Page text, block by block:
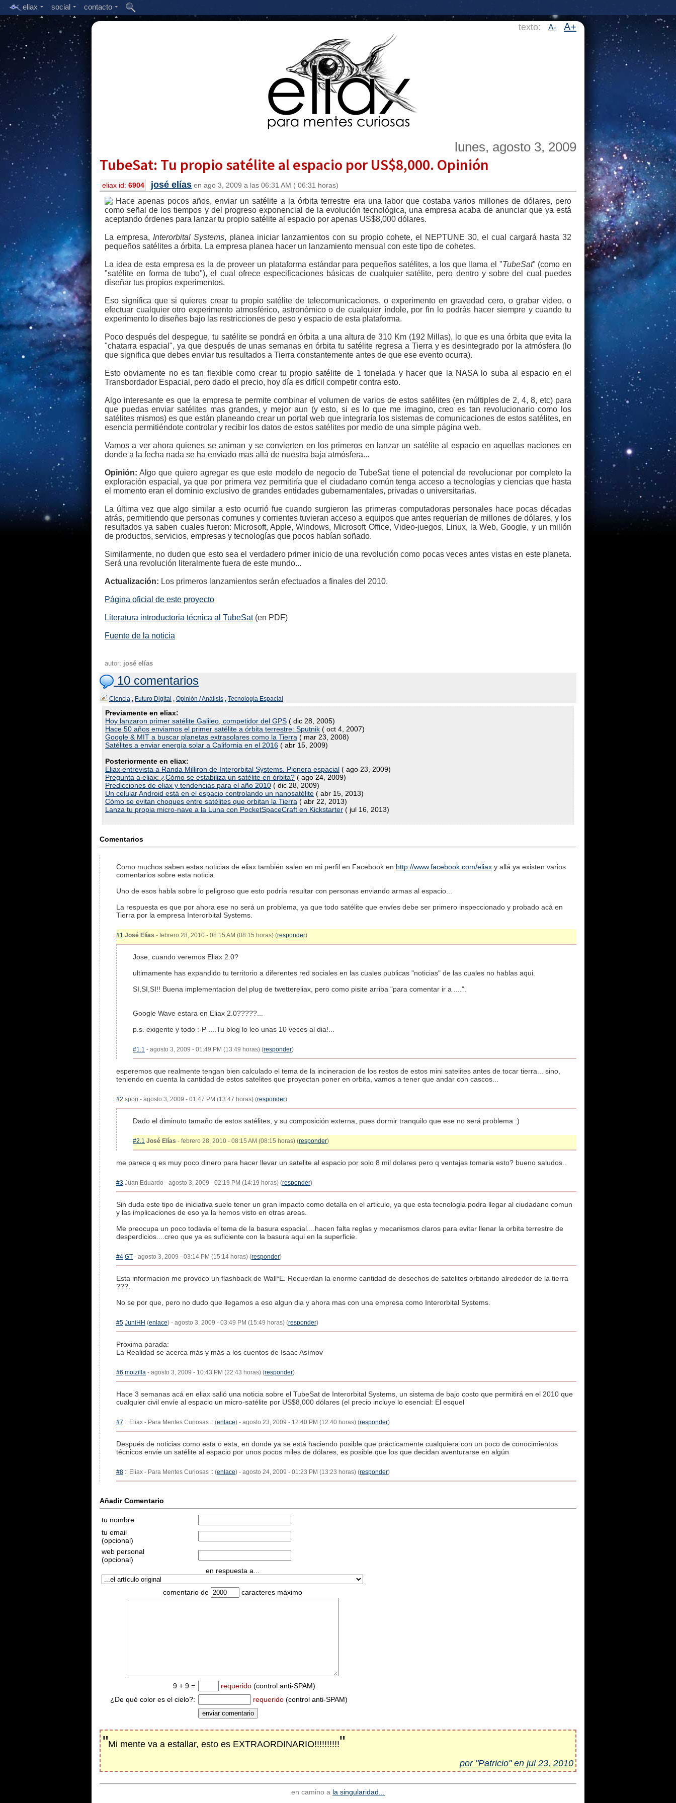
eliax social contacto
texto: A- A+
lunes, agosto 3, 2009
TubeSat: Tu propio satélite al espacio por US$8,000. Opinión
eliax id: 6904 josé elías en ago 3, 2009 a las 06:31 AM ( 06:31 horas)
Hace apenas pocos años, enviar un satélite a la órbita terrestre era una labor que costaba varios millones de dólares, pero
como señal de los tiempos y del progreso exponencial de la evolución tecnológica, una empresa acaba de anunciar que ya está
aceptando órdenes para lanzar tu propio satélite al espacio por apenas US$8,000 dólares.
La empresa, Interorbital Systems, planea iniciar lanzamientos con su propio cohete, el NEPTUNE 30, el cual cargará hasta 32
pequeños satélites a órbita. La empresa planea hacer un lanzamiento mensual con este tipo de cohetes.
La idea de esta empresa es la de proveer un plataforma estándar para pequeños satélites, a los que llama el "TubeSat" (como en
"satélite en forma de tubo"), el cual ofrece especificaciones básicas de cualquier satélite, pero dentro y sobre del cual puedes
diseñar tus propios experimentos.
Eso significa que si quieres crear tu propio satélite de telecomunicaciones, o experimento en gravedad cero, o grabar video, o
efectuar cualquier otro experimento atmosférico, astronómico o de cualquier índole, por fin lo podrás hacer siempre y cuando tu
experimento lo diseñes bajo las restricciones de peso y espacio de esta plataforma.
Poco después del despegue, tu satélite se pondrá en órbita a una altura de 310 Km (192 Millas), lo que es una órbita que evita la
"chatarra espacial", ya que después de unas semanas en órbita tu satélite regresa a Tierra y es desintegrado por la atmósfera (lo
que significa que debes enviar tus resultados a Tierra constantemente antes de que ese evento ocurra).
Esto obviamente no es tan flexible como crear tu propio satélite de 1 tonelada y hacer que la NASA lo suba al espacio en el
Transbordador Espacial, pero dado el precio, hoy día es difícil competir contra esto.
Algo interesante es que la empresa te permite combinar el volumen de varios de estos satélites (en múltiples de 2, 4, 8, etc) para
que puedas enviar satélites mas grandes, y mejor aun (y esto, si es lo que me imagino, creo es tan revolucionario como los
satélites mismos) es que están planeando crear un portal web que integraría los sistemas de comunicaciones de estos satélites, en
esencia permitiéndote controlar y recibir los datos de estos satélites por medio de una simple página web.
Vamos a ver ahora quienes se animan y se convierten en los primeros en lanzar un satélite al espacio en aquellas naciones en
donde a la fecha nada se ha enviado mas allá de nuestra baja atmósfera...
Opinión: Algo que quiero agregar es que este modelo de negocio de TubeSat tiene el potencial de revolucionar por completo la
exploración espacial, ya que por primera vez permitiría que el ciudadano común tenga acceso a tecnologías y ciencias que hasta
el momento eran el dominio exclusivo de grandes entidades gubernamentales, privadas o universitarias.
La última vez que algo similar a esto ocurrió fue cuando surgieron las primeras computadoras personales hace pocas décadas
atrás, permitiendo que personas comunes y corrientes tuvieran acceso a equipos que antes requerían de millones de dólares, y los
resultados ya saben cuales fueron: Microsoft, Apple, Windows, Microsoft Office, Video-juegos, Linux, la Web, Google, y un millón
de productos, servicios, empresas y tecnologías que pocos habían soñado.
Similarmente, no duden que esto sea el verdadero primer inicio de una revolución como pocas veces antes vistas en este planeta.
Será una revolución literalmente fuera de este mundo...
Actualización: Los primeros lanzamientos serán efectuados a finales del 2010.
Página oficial de este proyecto
Literatura introductoria técnica al TubeSat(en PDF)
Fuente de la noticia
autor: josé elías
10 comentarios
Ciencia , Futuro Digital , Opinión / Análisis , Tecnología Espacial
Previamente en eliax:
Hoy lanzaron primer satélite Galileo, competidor del GPS ( dic 28, 2005)
Hace 50 años enviamos el primer satélite a órbita terrestre: Sputnik ( oct 4, 2007)
Google & MIT a buscar planetas extrasolares como la Tierra ( mar 23, 2008)
Satélites a enviar energía solar a California en el 2016 ( abr 15, 2009)
Posteriormente en eliax:
Eliax entrevista a Randa Milliron de Interorbital Systems. Pionera espacial ( ago 23, 2009)
Pregunta a eliax: ¿Cómo se estabiliza un satélite en órbita? ( ago 24, 2009)
Predicciones de eliax y tendencias para el año 2010 ( dic 28, 2009)
Un celular Android está en el espacio controlando un nanosatélite ( abr 15, 2013)
Cómo se evitan choques entre satélites que orbitan la Tierra ( abr 22, 2013)
Lanza tu propia micro-nave a la Luna con PocketSpaceCraft en Kickstarter ( jul 16, 2013)
Comentarios
Como muchos saben estas noticias de eliax también salen en mi perfil en Facebook en http://www.facebook.com/eliax y allá ya existen varios
comentarios sobre esta noticia.
Uno de esos habla sobre lo peligroso que esto podría resultar con personas enviando armas al espacio...
La respuesta es que por ahora ese no será un problema, ya que todo satélite que envíes debe ser primero inspeccionado y probado acá en
Tierra por la empresa Interorbital Systems.
#1 José Elías - febrero 28, 2010 - 08:15 AM (08:15 horas) (responder)
Jose, cuando veremos Eliax 2.0?
ultimamente has expandido tu territorio a diferentes red sociales en las cuales publicas "noticias" de las cuales no hablas aqui.
SI,SI,SI!! Buena implementacion del plug de twettereliax, pero como pisite arriba "para comentar ir a ....".
Google Wave estara en Eliax 2.0?????...
p.s. exigente y todo :-P ....Tu blog lo leo unas 10 veces al dia!...
#1.1 - agosto 3, 2009 - 01:49 PM (13:49 horas) (responder)
esperemos que realmente tengan bien calculado el tema de la incineracion de los restos de estos mini satelites antes de tocar tierra... sino,
teniendo en cuenta la cantidad de estos satelites que proyectan poner en orbita, vamos a tener que andar con cascos...
#2 spon - agosto 3, 2009 - 01:47 PM (13:47 horas) (responder)
Dado el diminuto tamaño de estos satélites, y su composición externa, pues dormir tranquilo que ese no será problema :)
#2.1 José Elías - febrero 28, 2010 - 08:15 AM (08:15 horas) (responder)
me parece q es muy poco dinero para hacer llevar un satelite al espacio por solo 8 mil dolares pero q ventajas tomaria esto? bueno saludos..
#3 Juan Eduardo - agosto 3, 2009 - 02:19 PM (14:19 horas) (responder)
Sin duda este tipo de iniciativa suele tener un gran impacto como detalla en el articulo, ya que esta tecnologia podra llegar al ciudadano comun
y las implicaciones de eso ya la hemos visto en otras areas.
Me preocupa un poco todavia el tema de la basura espacial....hacen falta reglas y mecanismos claros para evitar llenar la orbita terrestre de
desperdicios....creo que ya es suficiente con la basura aqui en la superficie.
#4 GT - agosto 3, 2009 - 03:14 PM (15:14 horas) (responder)
Esta informacion me provoco un flashback de Wall*E. Recuerdan la enorme cantidad de desechos de satelites orbitando alrededor de la tierra
???.
No se por que, pero no dudo que llegamos a eso algun dia y ahora mas con una empresa como Interorbital Systems.
#5 JuniHH (enlace) - agosto 3, 2009 - 03:49 PM (15:49 horas) (responder)
Proxima parada:
La Realidad se acerca más y más a los cuentos de Isaac Asímov
#6 moizilla - agosto 3, 2009 - 10:43 PM (22:43 horas) (responder)
Hace 3 semanas acá en eliax salió una noticia sobre el TubeSat de Interorbital Systems, un sistema de bajo costo que permitirá en el 2010 que
cualquier civil envíe al espacio un micro-satélite por US$8,000 dólares (el precio incluye lo esencial: El esquel
#7 :: Eliax - Para Mentes Curiosas :: (enlace) - agosto 23, 2009 - 12:40 PM (12:40 horas) (responder)
Después de noticias como esta o esta, en donde ya se está haciendo posible que prácticamente cualquiera con un poco de conocimientos
técnicos envíe un satélite al espacio por unos pocos miles de dólares, es posible que los que decidan aventurarse en algún
#8 :: Eliax - Para Mentes Curiosas :: (enlace) - agosto 24, 2009 - 01:23 PM (13:23 horas) (responder)
Añadir Comentario
tu nombre
tu email
(opcional)
web personal
(opcional)
en respuesta a...
comentario de caracteres máximo
9 + 9 = requerido (control anti-SPAM)
¿De qué color es el cielo?:
requerido (control anti-SPAM)
"Mi mente va a estallar, esto es EXTRAORDINARIO!!!!!!!!!!"
por "Patricio" en jul 23, 2010
en camino a la singularidad...